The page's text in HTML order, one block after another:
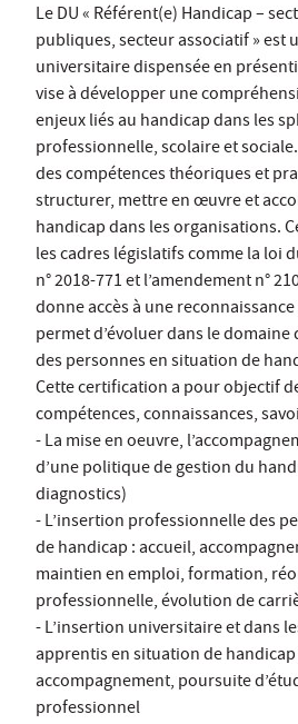
Le DU « Référent(e) Handicap –
publiques, secteur associatif » est
universitaire dispensée en
vise à développer une
enjeux liés au handicap dans les
professionnelle, scolaire et
des compétences théoriques et
structurer, mettre en œuvre et
handicap dans les organisations.
les cadres législatifs comme la loi
n° 2018-771 et l’amendement n°
donne accès à une
permet d’évoluer dans le domaine
des personnes en situation de
Cette certification a pour objectif
compétences, connaissances,
- La mise en oeuvre,
d’une politique de gestion du
diagnostics)
- L’insertion professionnelle des
de handicap : accueil,
maintien en emploi, formation,
professionnelle, évolution de
- L’insertion universitaire et dans
apprentis en situation de handicap
accompagnement, poursuite
professionnel